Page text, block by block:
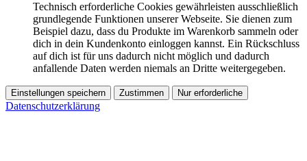
Technisch erforderliche Cookies gewährleisten ausschließlich
grundlegende Funktionen unserer Webseite. Sie dienen zum
Beispiel dazu, dass du Produkte im Warenkorb sammeln oder
dich in dein Kundenkonto einloggen kannst. Ein Rückschluss
auf dich ist für uns dadurch nicht möglich und dadurch
anfallende Daten werden niemals an Dritte weitergegeben.
Einstellungen speichern Zustimmen Nur erforderliche
Datenschutzerklärung